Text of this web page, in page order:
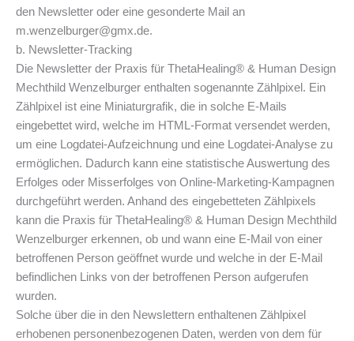
den Newsletter oder eine gesonderte Mail an
m.wenzelburger@gmx.de.
b. Newsletter-Tracking
Die Newsletter der Praxis für ThetaHealing® & Human Design
Mechthild Wenzelburger enthalten sogenannte Zählpixel. Ein
Zählpixel ist eine Miniaturgrafik, die in solche E-Mails
eingebettet wird, welche im HTML-Format versendet werden,
um eine Logdatei-Aufzeichnung und eine Logdatei-Analyse zu
ermöglichen. Dadurch kann eine statistische Auswertung des
Erfolges oder Misserfolges von Online-Marketing-Kampagnen
durchgeführt werden. Anhand des eingebetteten Zählpixels
kann die Praxis für ThetaHealing® & Human Design Mechthild
Wenzelburger erkennen, ob und wann eine E-Mail von einer
betroffenen Person geöffnet wurde und welche in der E-Mail
befindlichen Links von der betroffenen Person aufgerufen
wurden.
Solche über die in den Newslettern enthaltenen Zählpixel
erhobenen personenbezogenen Daten, werden von dem für